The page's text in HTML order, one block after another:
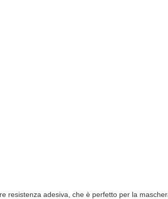
resistenza adesiva, che è perfetto per la